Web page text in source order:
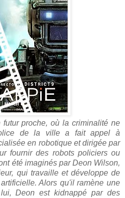
proche, où la criminalité ne
de la ville a fait appel à
en robotique et dirigée par
fournir des robots policiers ou
été imaginés par Deon Wilson,
qui travaille et développe de
Alors qu'il ramène une
Deon est kidnappé par des